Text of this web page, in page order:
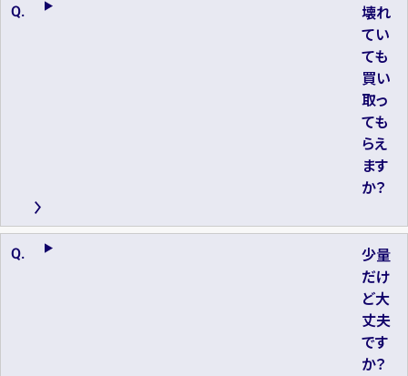
壊れ
てい
ても
買い
取っ
ても
らえ
ます
か？
少量
だけ
ど大
丈夫
です
か？